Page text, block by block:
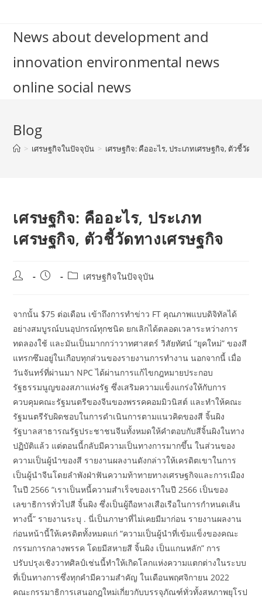
contentNews about development and
innovation environmental news
online social news
Blog
> เศรษฐกิจในปัจจุบัน > เศรษฐกิจ: คืออะไร, ประเภทเศรษฐกิจ, ตัวชี้วัดท
เศรษฐกิจ: คืออะไร, ประเภท
เศรษฐกิจ, ตัวชี้วัดทางเศรษฐกิจ
Post
Post
Postเศรษฐกิจในปัจจุบัน
จากนั้น $75 ต่อเดือน เข้าถึงการทำข่าว FT คุณภาพแบบดิจิทัลได้
อย่างสมบูรณ์บนอุปกรณ์ทุกชนิด ยกเลิกได้ตลอดเวลาระหว่างการ
ทดลองใช้ และมันเป็นมากกว่าวาทศาสตร์ วิสัยทัศน์ “ยุคใหม่” ของสี
แทรกซึมอยู่ในเกือบทุกส่วนของรายงานการทำงาน นอกจากนี้ เมื่อ
วันจันทร์ที่ผ่านมา NPC ได้ผ่านการแก้ไขกฎหมายประกอบ
รัฐธรรมนูญของสภาแห่งรัฐ ซึ่งเสริมความแข็งแกร่งให้กับการ
ควบคุมคณะรัฐมนตรีของจีนของพรรคคอมมิวนิสต์ และทำให้คณะ
รัฐมนตรีรับผิดชอบในการดำเนินการตามแนวคิดของสี จิ้นผิง
รัฐบาลสาธารณรัฐประชาชนจีนทั้งหมดให้คำตอบกับสีจิ้นผิงในทาง
ปฏิบัติแล้ว แต่ตอนนี้กลับมีความเป็นทางการมากขึ้น ในส่วนของ
ความเป็นผู้นำของสี รายงานผลงานดังกล่าวให้เครดิตเขาในการ
เป็นผู้นำจีนโดยลำพังฝ่าฟันความท้าทายทางเศรษฐกิจและการเมือง
ในปี 2566 “เราเป็นหนี้ความสำเร็จของเราในปี 2566 เป็นของ
เลขาธิการทั่วไปสี จิ้นผิง ซึ่งเป็นผู้ถือหางเสือเรือในการกำหนดเส้น
ทางนี้” รายงานระบุ . นี่เป็นภาษาที่ไม่เคยมีมาก่อน รายงานผลงาน
ก่อนหน้านี้ให้เครดิตทั้งหมดแก่ “ความเป็นผู้นำที่เข้มแข็งของคณะ
กรรมการกลางพรรค โดยมีสหายสี จิ้นผิง เป็นแกนหลัก” การ
ปรับปรุงเชิงวาทศิลป์เช่นนี้ทำให้เกิดโลกแห่งความแตกต่างในระบบ
ที่เป็นทางการซึ่งทุกคำมีความสำคัญ ในเดือนพฤศจิกายน 2022
คณะกรรมาธิการเสนอกฎใหม่เกี่ยวกับบรรจุภัณฑ์ทั่วทั้งสหภาพยุโรป